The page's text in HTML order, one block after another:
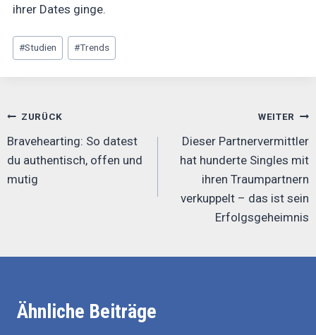
ihrer Dates ginge.
Beitrags
Tags:
#Studien #Trends
Beitrags-
Navigation
ZURÜCK
Bravehearting: So datest
du authentisch, offen und
mutig
WEITER
Dieser Partnervermittler
hat hunderte Singles mit
ihren Traumpartnern
verkuppelt – das ist sein
Erfolgsgeheimnis
Ähnliche Beiträge